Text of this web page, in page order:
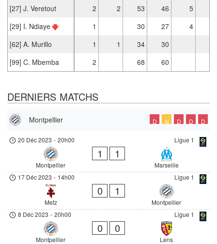
[27] J. Veretout 2 2 53 46 5
[29] I. Ndiaye
1 30 27
4
[62] A. Murillo
1 1 34 30
[99] C. Mbemba
2 68 60
DERNIERS MATCHS
Montpellier D N D D D
Ligue 1
20 Déc 2023 - 20h00
Montpellier
1 1
Marseille
Ligue 1
17 Déc 2023 - 14h00
Metz
0 1
Montpellier
Ligue 1
8 Déc 2023 - 20h00
Montpellier
0 0
Lens